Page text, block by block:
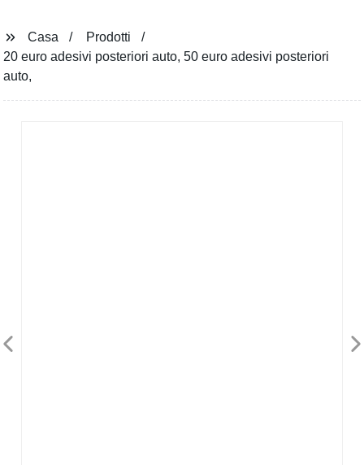
Casa
Prodotti
20 euro adesivi posteriori auto, 50 euro adesivi posteriori
auto,